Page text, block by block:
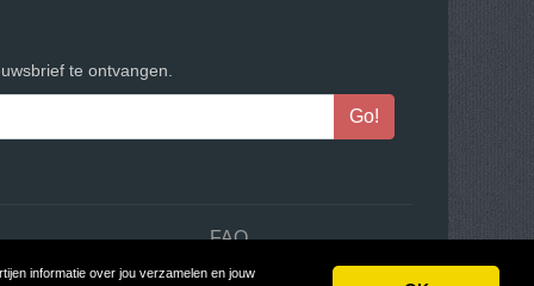
informatie over jou verzamelen en jouw
te ontvangen.
FAQ